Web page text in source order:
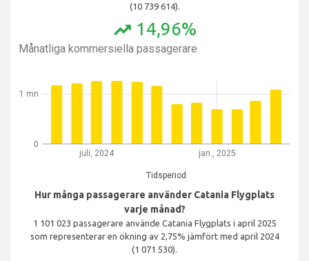
(10 739 614).
trending_up 14,96%
Månatliga kommersiella passagerare
juli, 2024 jan., 2025
Tidsperiod
0
1 mn
Hur många passagerare använder Catania Flygplats
varje månad?
1 101 023 passagerare använde Catania Flygplats i april 2025
som representerar en ökning av 2,75% jämfört med april 2024
(1 071 530).